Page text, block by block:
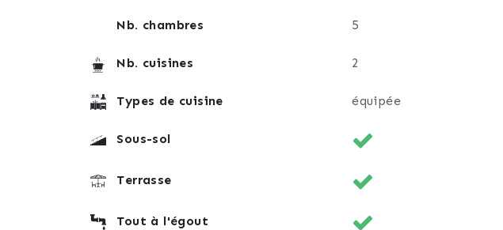
Nb. chambres 5
Nb. cuisines 2
Types de cuisine équipée
Sous-sol
Terrasse
Tout à l'égout